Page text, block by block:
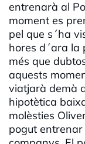
entrenarà al
moment es
pel que s´ha
hores d´ara la
més que
aquests
viatjarà demà
hipotètica
molèsties
pogut